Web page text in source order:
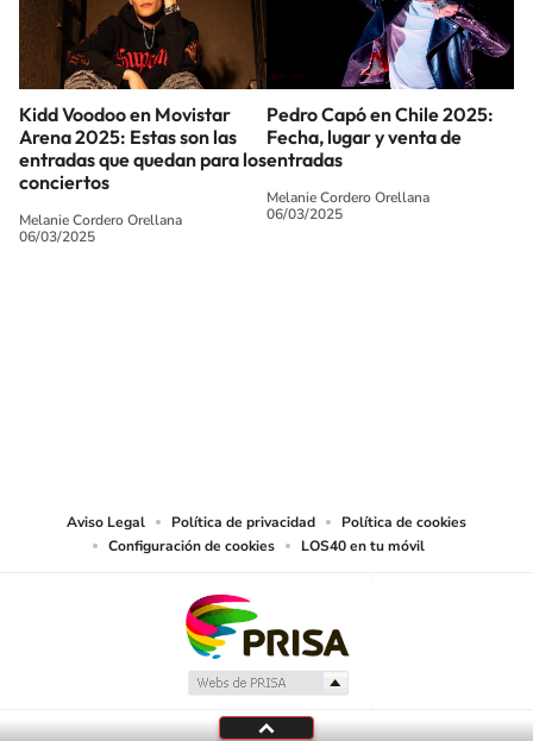
Kidd Voodoo en Movistar
Arena 2025: Estas son las
entradas que quedan para los
conciertos
Melanie Cordero Orellana
06/03/2025
Pedro Capó en Chile 2025:
Fecha, lugar y venta de
entradas
Melanie Cordero Orellana
06/03/2025
Aviso Legal Política de privacidad
Política de cookies
Configuración de cookies
LOS40 en tu móvil